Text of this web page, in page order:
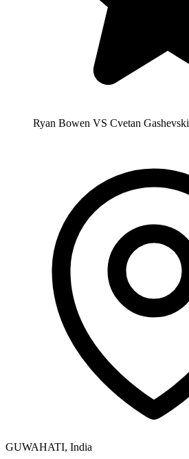
Ryan Bowen VS Cvetan Gashevski
GUWAHATI, India